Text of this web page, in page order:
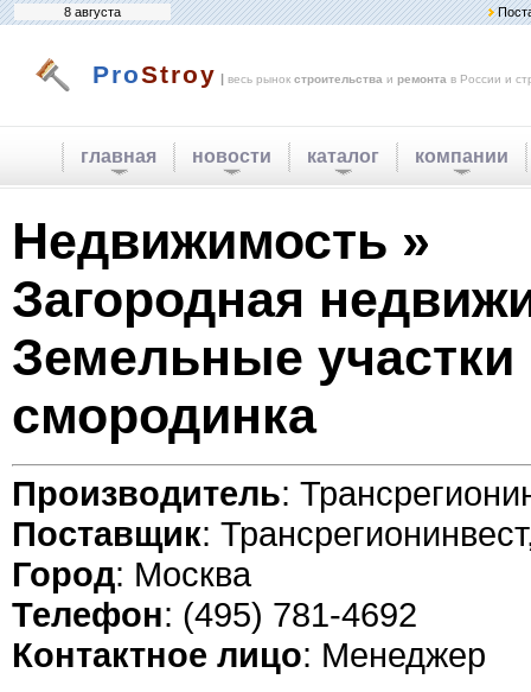
8 августа
ProStroy | весь рынок строительства и ремонта в России и
главная новости каталог компании
Недвижимость »
Загородная
Земельные участки
смородинка
Производитель:
Поставщик:
Город: Москва
Телефон: (495) 781-4692
Контактное лицо: Менеджер